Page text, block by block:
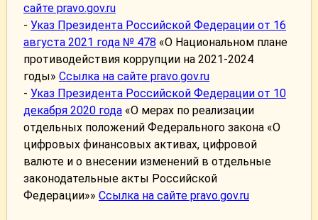
сайте pravo.gov.ru
- Указ Президента Российской Федерации от 16
августа 2021 года № 478 «О Национальном плане
противодействия коррупции на 2021-2024
годы» Ссылка на сайте pravo.gov.ru
- Указ Президента Российской Федерации от 10
декабря 2020 года «О мерах по реализации
отдельных положений Федерального закона «О
цифровых финансовых активах, цифровой
валюте и о внесении изменений в отдельные
законодательные акты Российской
Федерации»» Ссылка на сайте pravo.gov.ru